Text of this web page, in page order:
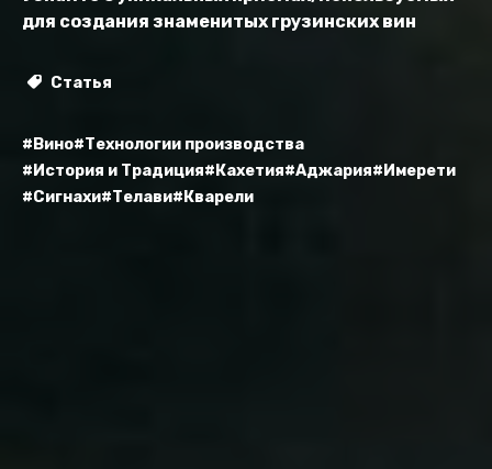
для создания знаменитых грузинских вин
Статья
#Вино#Технологии производства
#История и Традиция#Кахетия#Аджария#Имерети
#Сигнахи#Телави#Кварели